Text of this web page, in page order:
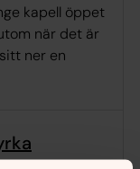
kapell öppet
när det är
ner en